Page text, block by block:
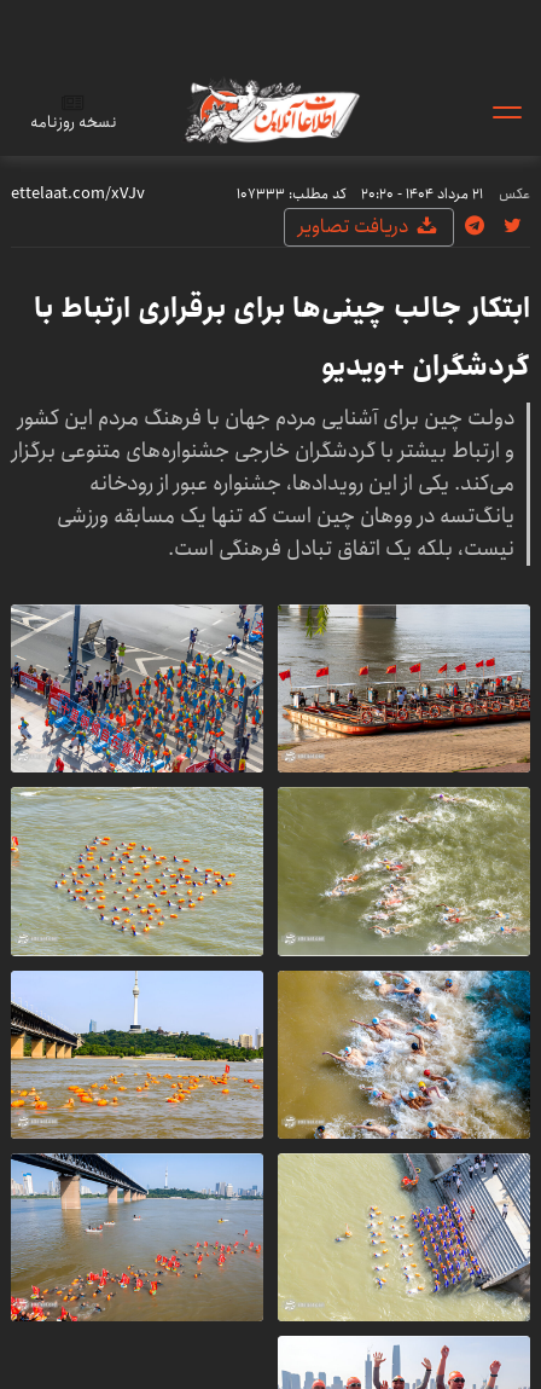
نسخه روزنامه
عکس ۲۱ مرداد ۱۴۰۴ - ۲۰:۲۰ کد مطلب: 107333
دریافت تصاویر
ابتکار جالب چینی‌ها برای برقراری ارتباط با
گردشگران +ویدیو
دولت چین برای آشنایی مردم جهان با فرهنگ مردم این کشور
و ارتباط بیشتر با گردشگران خارجی جشنواره‌های متنوعی برگزار
می‌کند. یکی از این رویدادها، جشنواره عبور از رودخانه
یانگ‌تسه در ووهان چین است که تنها یک مسابقه ورزشی
نیست، بلکه یک اتفاق تبادل فرهنگی است.